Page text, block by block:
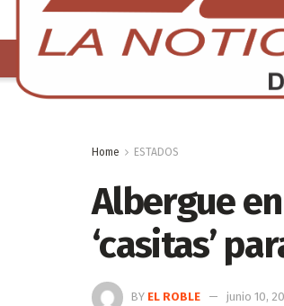
Home ESTADOS
Albergue
‘casitas’
BY EL ROBLE junio 10,